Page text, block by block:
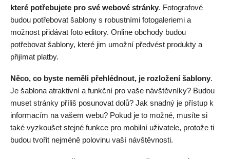
které potřebujete pro své webové stránky. Fotografové
budou potřebovat šablony s robustními fotogaleriemi a
možnost přidávat foto editory. Online obchody budou
potřebovat šablony, které jim umožní předvést produkty a
přijímat platby.
Něco, co byste neměli přehlédnout, je rozložení šablony.
Je šablona atraktivní a funkční pro vaše návštěvníky? Budou
muset stránky příliš posunovat dolů? Jak snadný je přístup k
informacím na vašem webu? Pokud je to možné, musíte si
také vyzkoušet stejné funkce pro mobilní uživatele, protože ti
budou tvořit nejméně polovinu vaší návštěvnosti.